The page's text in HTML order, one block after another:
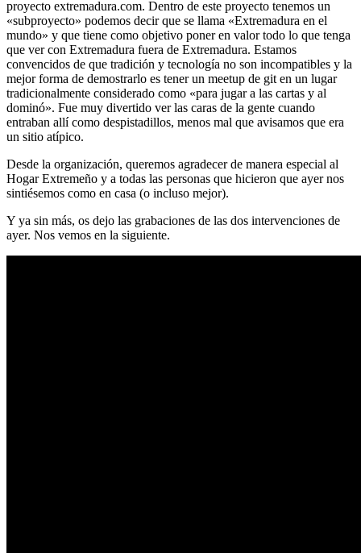
proyecto extremadura.com. Dentro de este proyecto tenemos un
«subproyecto» podemos decir que se llama «Extremadura en el
mundo» y que tiene como objetivo poner en valor todo lo que tenga
que ver con Extremadura fuera de Extremadura. Estamos
convencidos de que tradición y tecnología no son incompatibles y la
mejor forma de demostrarlo es tener un meetup de git en un lugar
tradicionalmente considerado como «para jugar a las cartas y al
dominó». Fue muy divertido ver las caras de la gente cuando
entraban allí como despistadillos, menos mal que avisamos que era
un sitio atípico.
Desde la organización, queremos agradecer de manera especial al
Hogar Extremeño y a todas las personas que hicieron que ayer nos
sintiésemos como en casa (o incluso mejor).
Y ya sin más, os dejo las grabaciones de las dos intervenciones de
ayer. Nos vemos en la siguiente.